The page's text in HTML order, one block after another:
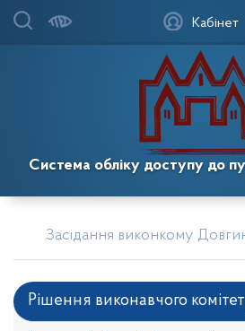
Система обліку доступу до
Кабінет
Засідання виконкому
Рішення виконавчого